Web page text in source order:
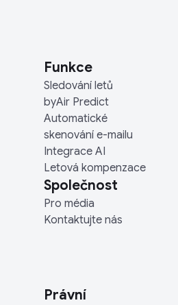
Funkce
Sledování letů
byAir Predict
Automatické
skenování e-mailu
Integrace AI
Letová kompenzace
Společnost
Pro média
Kontaktujte nás
Právní